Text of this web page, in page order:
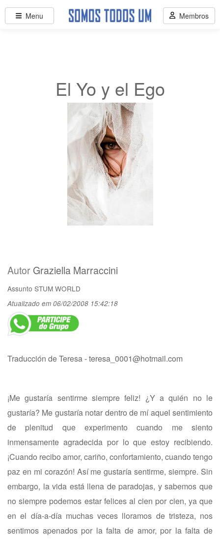
El Yo y el Ego
Autor Graziella Marraccini
Assunto STUM WORLD
Atualizado em 06/02/2008 15:42:18
Traducción de Teresa -teresa_0001@hotmail.com
¡Me gustaría sentirme siempre feliz! ¿Y a quién no le
gustaría? Me gustaría notar dentro de mí aquel sentimiento
de plenitud que experimento cuando me siento
inmensamente agradecida por lo que estoy recibiendo.
¡Cuando recibo amor, cariño, confortamiento, cuando tengo
paz en mi corazón! Así me gustaría sentirme, siempre. Sin
embargo, la vida está llena de paradojas, y sabemos que
no siempre podemos estar felices al cien por cien, ya que
en el día-a-día muchas veces lloramos de tristeza, nos
sentimos apenados por la falta de amor, por la falta de
Menu Membros